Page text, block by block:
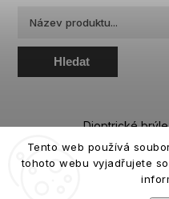
Tento web používá
tohoto webu vyjadřujete
Hledat
Dioptrické brýle
Sportovní brýle